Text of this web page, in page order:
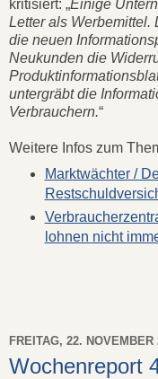
kritisiert: „Einige
Letter als
die neuen
Neukunden die
untergräbt die
Verbrauchern.“
Weitere Infos zum
Marktwächter /
lohnen nicht
FREITAG, 22. NOVEMBER
Wochenreport